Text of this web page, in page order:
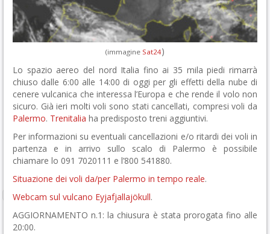
(immagine Sat24)
Lo spazio aereo del nord Italia fino ai 35 mila piedi rimarrà
chiuso dalle 6:00 alle 14:00 di oggi per gli effetti della nube di
cenere vulcanica che interessa l’Europa e che rende il volo non
sicuro. Già ieri molti voli sono stati cancellati, compresi voli da
Palermo. Trenitalia ha predisposto treni aggiuntivi.
Per informazioni su eventuali cancellazioni e/o ritardi dei voli in
partenza e in arrivo sullo scalo di Palermo è possibile
chiamare lo 091 7020111 e l’800 541880.
Situazione dei voli da/per Palermo in tempo reale.
Webcam sul vulcano Eyjafjallajökull.
AGGIORNAMENTO n.1: la chiusura è stata prorogata fino alle
20:00.